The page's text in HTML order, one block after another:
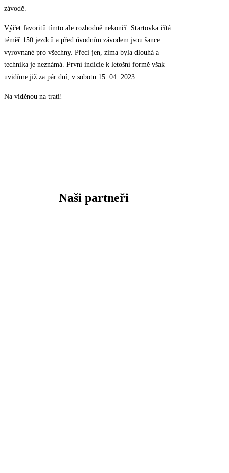
závodě.
Výčet favoritů tímto ale rozhodně nekončí. Startovka čítá
téměř 150 jezdců a před úvodním závodem jsou šance
vyrovnané pro všechny. Přeci jen, zima byla dlouhá a
technika je neznámá. První indície k letošní formě však
uvidíme již za pár dní, v sobotu 15. 04. 2023.
Na viděnou na trati!
Naši partneři